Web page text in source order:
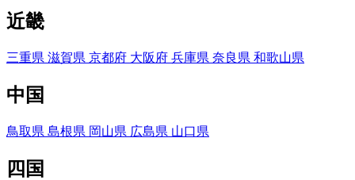
近畿
三重県 滋賀県 京都府 大阪府 兵庫県 奈良県 和歌山県
中国
鳥取県 島根県 岡山県 広島県 山口県
四国